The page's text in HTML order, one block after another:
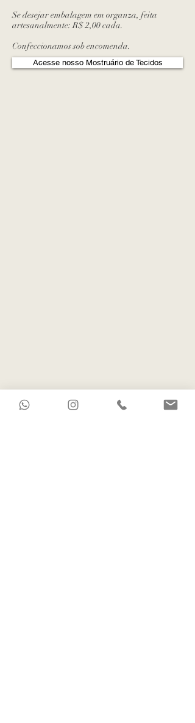
Se desejar embalagem em organza, feita
artesanalmente: R$ 2,00 cada.
Confeccionamos sob encomenda.
Acesse nosso Mostruário de Tecidos